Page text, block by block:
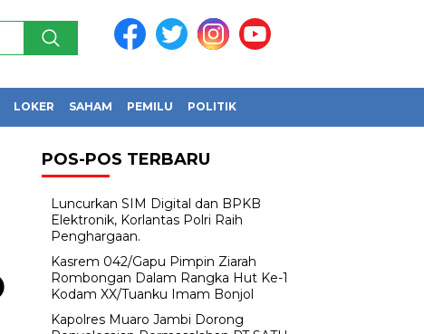
LOKER SAHAM PEMILU POLITIK
POS-POS TERBARU
Luncurkan SIM Digital dan BPKB
Elektronik, Korlantas Polri Raih
Penghargaan.
Kasrem 042/Gapu Pimpin Ziarah
Rombongan Dalam Rangka Hut Ke-1
Kodam XX/Tuanku Imam Bonjol
Kapolres Muaro Jambi Dorong